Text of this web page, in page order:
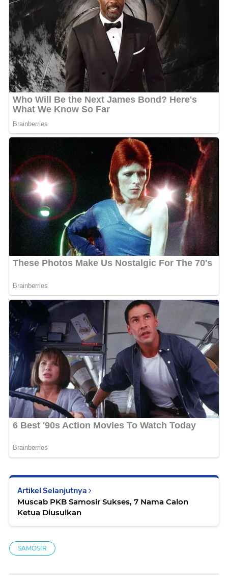
Artikel Selanjutnya
Muscab PKB Samosir Sukses, 7 Nama Calon
Ketua Diusulkan
SAMOSIR